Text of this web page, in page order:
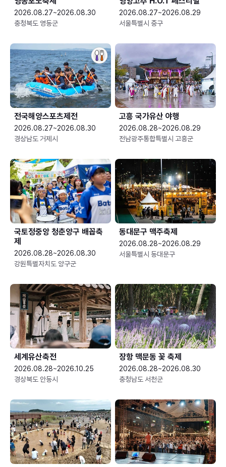
2026.08.27~2026.08.30
충청북도 영동군
2026.08.27~2026.08.29
서울특별시 중구
전국해양스포츠제전
2026.08.27~2026.08.30
경상남도 거제시
고흥 국가유산 야행
2026.08.28~2026.08.29
전남광주통합특별시 고흥군
국토정중앙 청춘양구 배꼽축
제
2026.08.28~2026.08.30
강원특별자치도 양구군
동대문구 맥주축제
2026.08.28~2026.08.29
서울특별시 동대문구
세계유산축전
2026.08.28~2026.10.25
경상북도 안동시
장항 맥문동 꽃 축제
2026.08.28~2026.08.30
충청남도 서천군